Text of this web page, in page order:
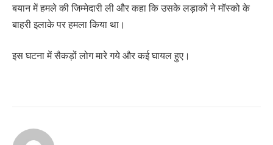
बयान में हमले की जिम्मेदारी ली और कहा कि उसके लड़ाकों ने मॉस्को के
बाहरी इलाके पर हमला किया था।
इस घटना में सैकड़ों लोग मारे गये और कई घायल हुए।